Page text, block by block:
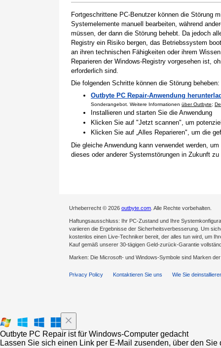
Fortgeschrittene PC-Benutzer können die Störung
Systemelemente manuell bearbeiten, während
müssen, der dann die Störung behebt. Da jedoch
Registry ein Risiko bergen, das Betriebssystem
an ihren technischen Fähigkeiten oder ihrem
Reparieren der Windows-Registry vorgesehen ist,
erforderlich sind.
Die folgenden Schritte können die Störung beheben:
Outbyte PC Repair-Anwendung
Sonderangebot. Weitere Informationen über Outbyte;
Installieren und starten Sie die Anwendung
Klicken Sie auf "Jetzt scannen", um
Klicken Sie auf „Alles Reparieren", um die
Die gleiche Anwendung kann verwendet werden,
dieses oder anderer Systemstörungen in Zukunft zu
Urheberrecht © 2026 outbyte.com . Alle Rechte vorbehalten.
Haftungsausschluss: Ihr PC-Zustand und Ihre
variieren die Ergebnisse der Sicherheitsverbesserung. Um
kostenlos einen Live-Techniker bereit, der alles tun wird, um
Kauf gemäß unserer 30-tägigen Geld-zurück-Garantie
Marken: Die Microsoft- und Windows-Symbole sind Marken
Privacy Policy Kontaktieren Sie uns Wie Sie
Outbyte PC Repair ist für Windows-Computer gedacht
Lassen Sie sich einen Link per E-Mail zusenden, über den